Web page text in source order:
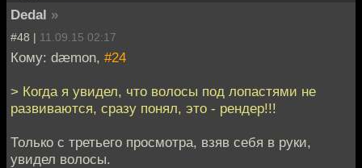
Dedal »
#48 | 11.09.15 02:17
Кому: dæmon, #24
> Когда я увидел, что волосы под лопастями не
развиваются, сразу понял, это - рендер!!!
Только с третьего просмотра, взяв себя в руки,
увидел волосы.